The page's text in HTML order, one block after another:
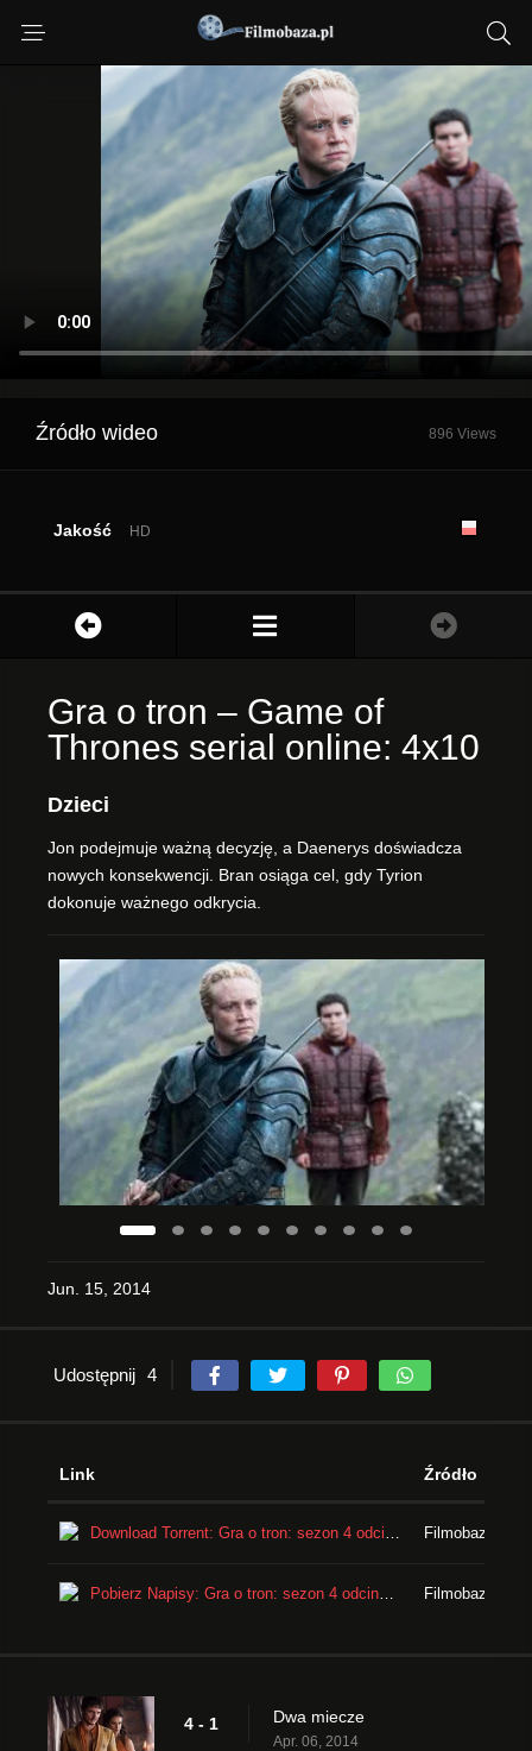
Źródło wideo 896 Views
Jakość HD
Gra o tron – Game of
Thrones serial online: 4x10
Dzieci
Jon podejmuje ważną decyzję, a Daenerys doświadcza
nowych konsekwencji. Bran osiąga cel, gdy Tyrion
dokonuje ważnego odkrycia.
Jun. 15, 2014
Udostępnij 4
Link Źródło
Download Torrent: Gra o tron: sezon 4 odcinek 10 Filmobaza -
Pobierz Napisy: Gra o tron: sezon 4 odcinek 10 Filmobaza -
4 - 1 Dwa miecze
Apr. 06, 2014